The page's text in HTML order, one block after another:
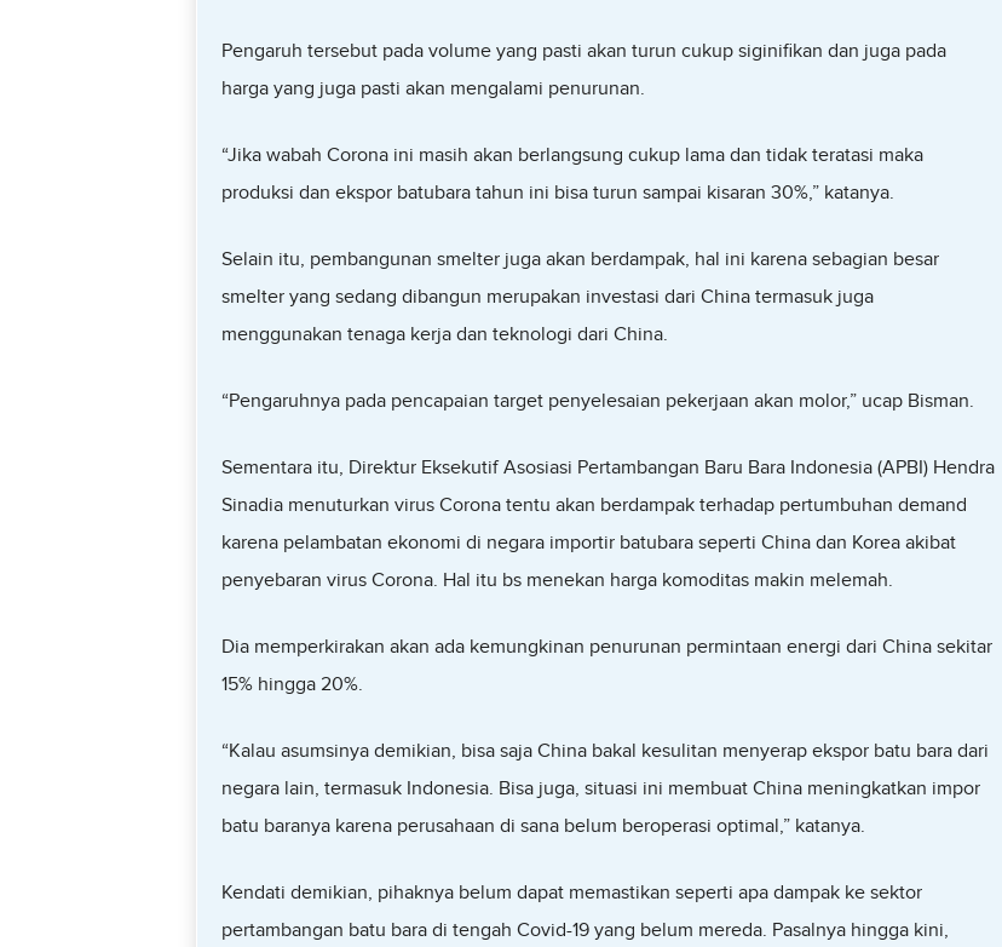
Pengaruh tersebut pada volume yang pasti akan turun cukup siginifikan dan juga pada
harga yang juga pasti akan mengalami penurunan.
“Jika wabah Corona ini masih akan berlangsung cukup lama dan tidak teratasi maka
produksi dan ekspor batubara tahun ini bisa turun sampai kisaran 30%,” katanya.
Selain itu, pembangunan smelter juga akan berdampak, hal ini karena sebagian besar
smelter yang sedang dibangun merupakan investasi dari China termasuk juga
menggunakan tenaga kerja dan teknologi dari China.
“Pengaruhnya pada pencapaian target penyelesaian pekerjaan akan molor,” ucap Bisman.
Sementara itu, Direktur Eksekutif Asosiasi Pertambangan Baru Bara Indonesia (APBI) Hendra
Sinadia menuturkan virus Corona tentu akan berdampak terhadap pertumbuhan demand
karena pelambatan ekonomi di negara importir batubara seperti China dan Korea akibat
penyebaran virus Corona. Hal itu bs menekan harga komoditas makin melemah.
Dia memperkirakan akan ada kemungkinan penurunan permintaan energi dari China sekitar
15% hingga 20%.
“Kalau asumsinya demikian, bisa saja China bakal kesulitan menyerap ekspor batu bara dari
negara lain, termasuk Indonesia. Bisa juga, situasi ini membuat China meningkatkan impor
batu baranya karena perusahaan di sana belum beroperasi optimal,” katanya.
Kendati demikian, pihaknya belum dapat memastikan seperti apa dampak ke sektor
pertambangan batu bara di tengah Covid-19 yang belum mereda. Pasalnya hingga kini,